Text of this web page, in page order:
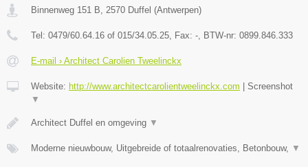
Binnenweg 151 B, 2570 Duffel (Antwerpen)
Tel: 0479/60.64.16 of 015/34.05.25, Fax: -, BTW-nr: 0899.846.333
E-mail › Architect Carolien Tweelinckx
Website: http://www.architectcarolientweelinckx.com
Screenshot
▼
Architect Duffel en omgeving ▼
Moderne nieuwbouw, Uitgebreide of totaalrenovaties, Betonbouw, ▼